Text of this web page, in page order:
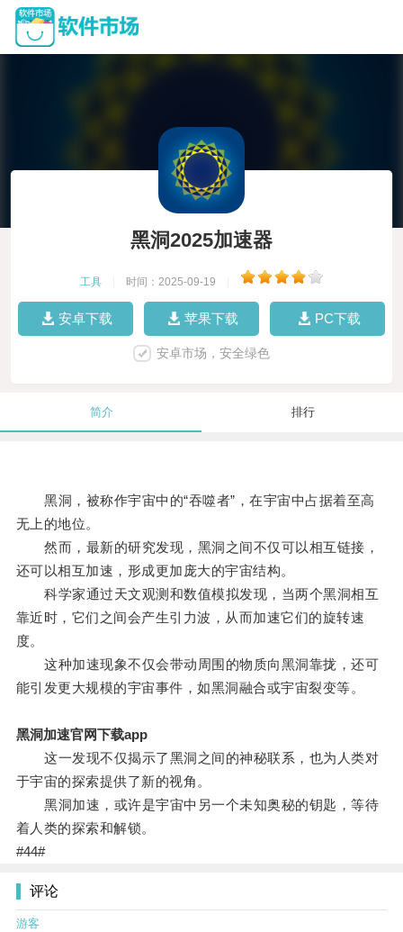
黑洞2025加速器
工具 时间：2025-09-19
安卓下载 苹果下载 PC下载
安卓市场，安全绿色
简介 排行
黑洞，被称作宇宙中的“吞噬者”，在宇宙中占据着至高
无上的地位。
然而，最新的研究发现，黑洞之间不仅可以相互链接，
还可以相互加速，形成更加庞大的宇宙结构。
科学家通过天文观测和数值模拟发现，当两个黑洞相互
靠近时，它们之间会产生引力波，从而加速它们的旋转速
度。
这种加速现象不仅会带动周围的物质向黑洞靠拢，还可
能引发更大规模的宇宙事件，如黑洞融合或宇宙裂变等。
黑洞加速官网下载app
这一发现不仅揭示了黑洞之间的神秘联系，也为人类对
于宇宙的探索提供了新的视角。
黑洞加速，或许是宇宙中另一个未知奥秘的钥匙，等待
着人类的探索和解锁。
#44#
评论
游客